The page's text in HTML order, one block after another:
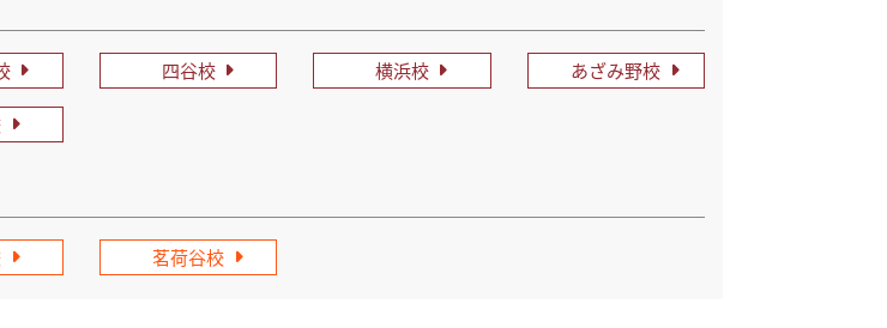
四谷校 横浜校 あざみ野校
茗荷谷校